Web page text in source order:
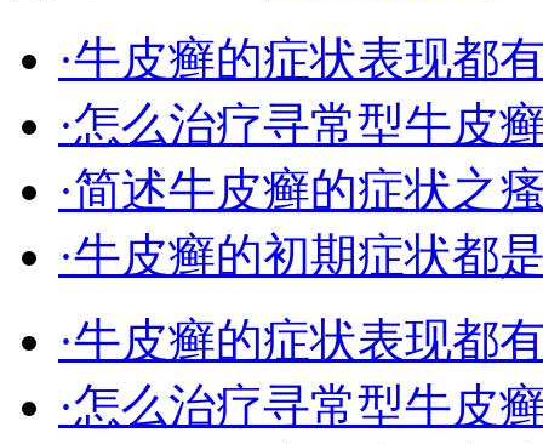
·牛皮癣的症状表现都
·怎么治疗寻常型牛皮
·简述牛皮癣的症状之
·牛皮癣的初期症状都
·牛皮癣的症状表现都
·怎么治疗寻常型牛皮